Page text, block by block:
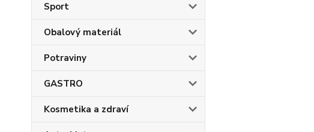
Sport
Obalový materiál
Potraviny
GASTRO
Kosmetika a zdraví